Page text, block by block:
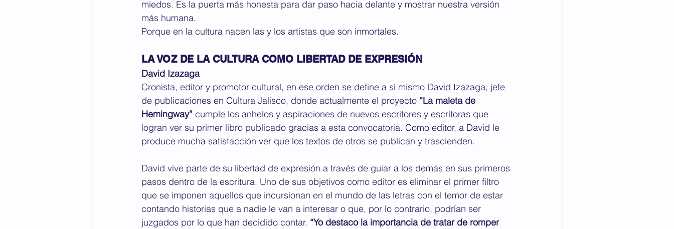
miedos. Es la puerta más honesta para dar paso hacia delante y mostrar nuestra versión
más humana.
Porque en la cultura nacen las y los artistas que son inmortales.
LA VOZ DE LA CULTURA COMO LIBERTAD DE EXPRESIÓN
David Izazaga
Cronista, editor y promotor cultural, en ese orden se define a sí mismo David Izazaga, jefe
de publicaciones en Cultura Jalisco, donde actualmente el proyecto “La maleta de
Hemingway” cumple los anhelos y aspiraciones de nuevos escritores y escritoras que
logran ver su primer libro publicado gracias a esta convocatoria. Como editor, a David le
produce mucha satisfacción ver que los textos de otros se publican y trascienden.
David vive parte de su libertad de expresión a través de guiar a los demás en sus primeros
pasos dentro de la escritura. Uno de sus objetivos como editor es eliminar el primer filtro
que se imponen aquellos que incursionan en el mundo de las letras con el temor de estar
contando historias que a nadie le van a interesar o que, por lo contrario, podrían ser
juzgados por lo que han decidido contar. “Yo destaco la importancia de tratar de romper